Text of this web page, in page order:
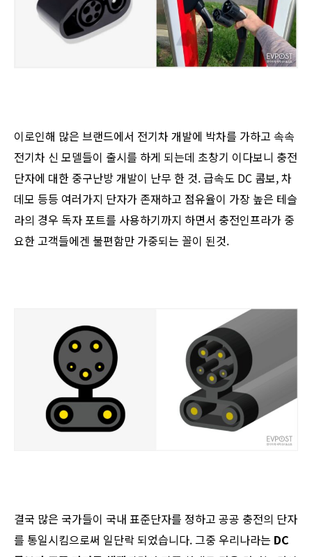
이로인해 많은 브랜드에서 전기차 개발에 박차를 가하고 속속
전기차 신 모델들이 출시를 하게 되는데 초창기 이다보니 충전
단자에 대한 중구난방 개발이 난무 한 것. 급속도 DC 콤보, 차
데모 등등 여러가지 단자가 존재하고 점유율이 가장 높은 테슬
라의 경우 독자 포트를 사용하기까지 하면서 충전인프라가 중
요한 고객들에겐 불편함만 가중되는 꼴이 된것.
결국 많은 국가들이 국내 표준단자를 정하고 공공 충전의 단자
를 통일시킴으로써 일단락 되었습니다. 그중 우리나라는 DC